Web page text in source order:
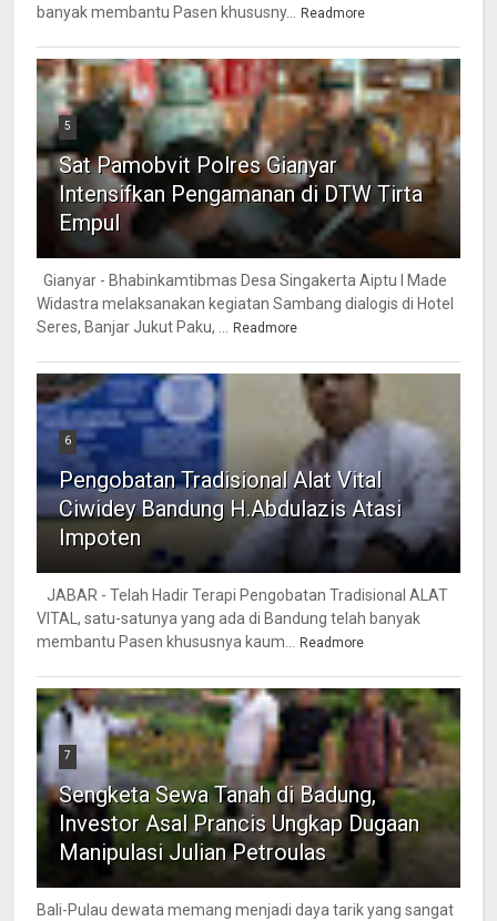
banyak membantu Pasen khususny...
Readmore
5
Sat Pamobvit Polres Gianyar
Intensifkan Pengamanan di DTW Tirta
Empul
Gianyar - Bhabinkamtibmas Desa Singakerta Aiptu I Made
Widastra melaksanakan kegiatan Sambang dialogis di Hotel
Seres, Banjar Jukut Paku, ...
Readmore
6
Pengobatan Tradisional Alat Vital
Ciwidey Bandung H.Abdulazis Atasi
Impoten
JABAR - Telah Hadir Terapi Pengobatan Tradisional ALAT
VITAL, satu-satunya yang ada di Bandung telah banyak
membantu Pasen khususnya kaum...
Readmore
7
Sengketa Sewa Tanah di Badung,
Investor Asal Prancis Ungkap Dugaan
Manipulasi Julian Petroulas
Bali-Pulau dewata memang menjadi daya tarik yang sangat